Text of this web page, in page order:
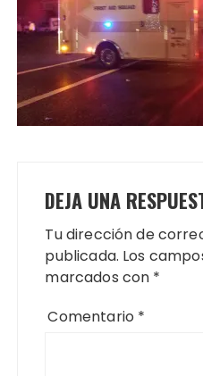
DEJA UNA
Tu dirección de
publicada. Los
marcados con *
Comentario *